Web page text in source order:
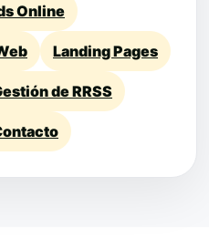
Online
Landing Pages
de RRSS